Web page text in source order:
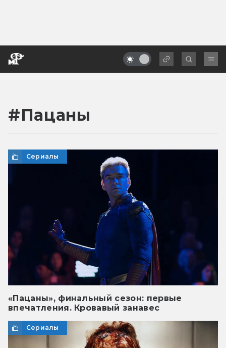
#Пацаны
Сериалы
«Пацаны», финальный сезон: первые
впечатления. Кровавый занавес
Сериалы